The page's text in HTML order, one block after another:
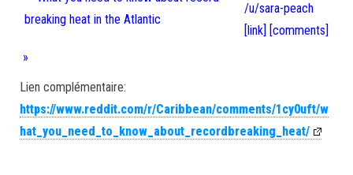
/u/sara-peach
[link] [comments]
»
Lien complémentaire:
https://www.reddit.com/r/Caribbean/comments/1cy0uft/w
hat_you_need_to_know_about_recordbreaking_heat/